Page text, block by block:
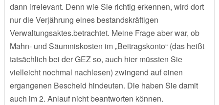
dann irrelevant. Denn wie Sie richtig erkennen, wird dort
nur die Verjährung eines bestandskräftigen
Verwaltungsaktes.betrachtet. Meine Frage aber war, ob
Mahn- und Säumniskosten im „Beitragskonto“ (das heißt
tatsächlich bei der GEZ so, auch hier müssten Sie
vielleicht nochmal nachlesen) zwingend auf einen
ergangenen Bescheid hindeuten. Die haben Sie damit
auch im 2. Anlauf nicht beantworten können.